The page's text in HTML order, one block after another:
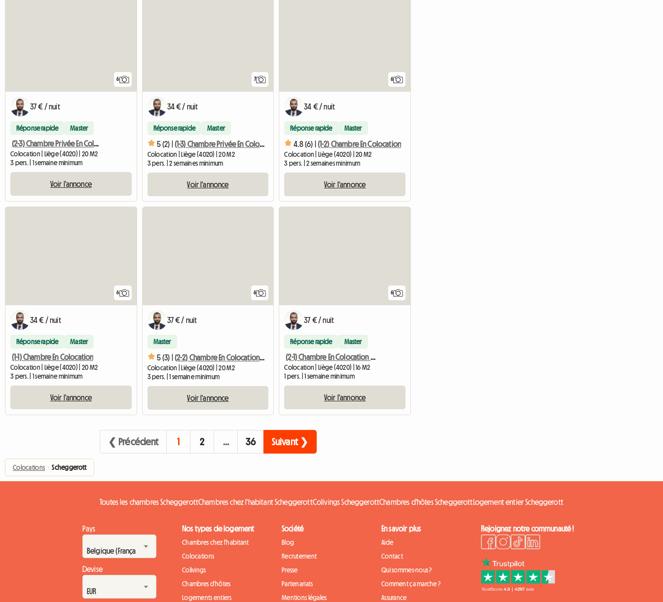
6
37 € / nuit
Réponse rapide Master
(2-3) Chambre Privée En Colocation
Colocation | Liège (4020) | 20 M2
3 pers. | 1 semaine minimum
Voir l'annonce
7
34 € / nuit
Réponse rapide Master
5 (2) | (1-3) Chambre Privée En Colocation
Colocation | Liège (4020) | 20 M2
3 pers. | 2 semaines minimum
Voir l'annonce
6
34 € / nuit
Réponse rapide Master
4.8 (6) | (1-2) Chambre En Colocation
Colocation | Liège (4020) | 20 M2
3 pers. | 2 semaines minimum
Voir l'annonce
6
34 € / nuit
Réponse rapide Master
(1-1) Chambre En Colocation
Colocation | Liège (4020) | 20 M2
3 pers. | 1 semaine minimum
Voir l'annonce
6
37 € / nuit
Master
5 (3) | (2-2) Chambre En Colocation Dans Un Immeuble
Colocation | Liège (4020) | 20 M2
3 pers. | 1 semaine minimum
Voir l'annonce
6
37 € / nuit
Réponse rapide Master
(2-1) Chambre En Colocation Dans Un Immeuble
Colocation | Liège (4020) | 16 M2
1 pers. | 1 semaine minimum
Voir l'annonce
❮ Précédent 1 2 … 36 Suivant ❯
Colocations › Scheggerott
Toutes les chambres ScheggerottChambres chez l'habitant ScheggerottColivings ScheggerottChambres d'hôtes ScheggerottLogement entier Scheggerott
Pays
Devise
Nos types de logement
Chambres chez l'habitant
Colocations
Colivings
Chambres d'hôtes
Logements entiers
Société
Blog
Recrutement
Presse
Partenariats
Mentions légales
En savoir plus
Aide
Contact
Qui sommes-nous ?
Comment ça marche ?
Assurance
Rejoignez notre communauté !